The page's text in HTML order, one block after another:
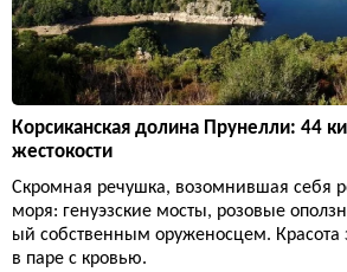
Корсиканская долина Прунелли: 44
жестокости
Скромная речушка, возомнившая себя
моря: генуэзские мосты, розовые
ый собственным оруженосцем. Красота
в паре с кровью.